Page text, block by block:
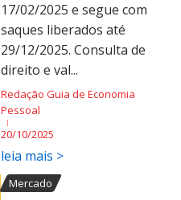
17/02/2025 e segue com
saques liberados até
29/12/2025. Consulta de
direito e val...
Redação Guia de Economia
Pessoal
20/10/2025
leia mais >
Mercado